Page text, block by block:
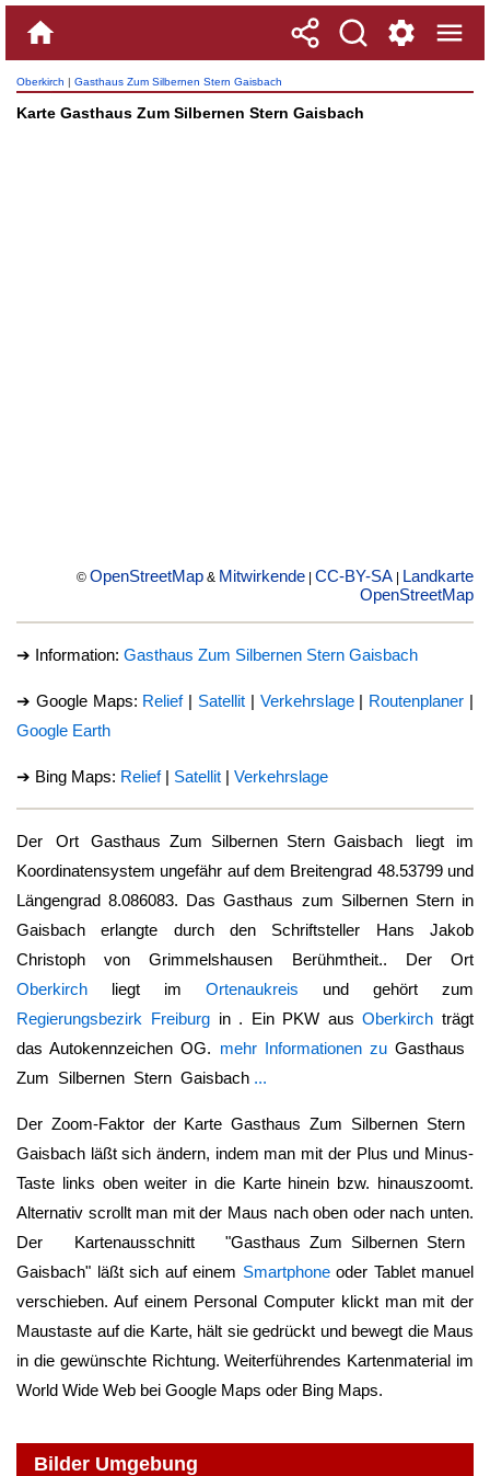
Oberkirch | Gasthaus Zum Silbernen Stern Gaisbach
Karte Gasthaus Zum Silbernen Stern Gaisbach
© OpenStreetMap & Mitwirkende CC-BY-SA Landkarte
OpenStreetMap
➔ Information: Gasthaus Zum Silbernen Stern Gaisbach
➔ Google Maps: Relief| Satellit | Verkehrslage| Routenplaner |
Google Earth
➔ Bing Maps: Relief| Satellit | Verkehrslage
Der Ort Gasthaus Zum Silbernen Stern Gaisbach liegt im
Koordinatensystem ungefähr auf dem Breitengrad 48.53799 und
Längengrad 8.086083. Das Gasthaus zum Silbernen Stern in
Gaisbach erlangte durch den Schriftsteller Hans Jakob
Christoph von Grimmelshausen Berühmtheit.. Der Ort
Oberkirch liegt im Ortenaukreis und gehört zum
Regierungsbezirk Freiburg in . Ein PKW ausOberkirch trägt
das Autokennzeichen OG. mehr Informationen zu Gasthaus
Zum Silbernen Stern Gaisbach ...
Der Zoom-Faktor der Karte Gasthaus Zum Silbernen Stern
Gaisbach läßt sich ändern, indem man mit der Plus und Minus-
Taste links oben weiter in die Karte hinein bzw. hinauszoomt.
Alternativ scrollt man mit der Maus nach oben oder nach unten.
Der Kartenausschnitt "Gasthaus Zum Silbernen Stern
Gaisbach" läßt sich auf einem Smartphoneoder Tablet manuel
verschieben. Auf einem Personal Computer klickt man mit der
Maustaste auf die Karte, hält sie gedrückt und bewegt die Maus
in die gewünschte Richtung. Weiterführendes Kartenmaterial im
World Wide Web bei Google Maps oder Bing Maps.
Bilder Umgebung